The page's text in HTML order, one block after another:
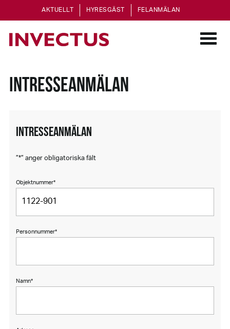
AKTUELLT HYRESGÄST FELANMÄLAN
INTRESSEANMÄLAN
INTRESSEANMÄLAN
”*” anger obligatoriska fält
Objektnummer*
Personnummer*
Namn*